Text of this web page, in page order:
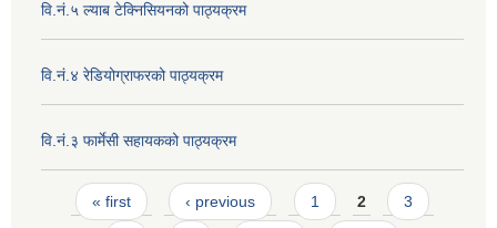
वि.नं.५ ल्याब टेक्निसियनको पाठ्यक्रम
वि.नं.४ रेडियोग्राफरको पाठ्यक्रम
वि.नं.३ फार्मेसी सहायकको पाठ्यक्रम
Pages
« first ‹ previous 1 2 3